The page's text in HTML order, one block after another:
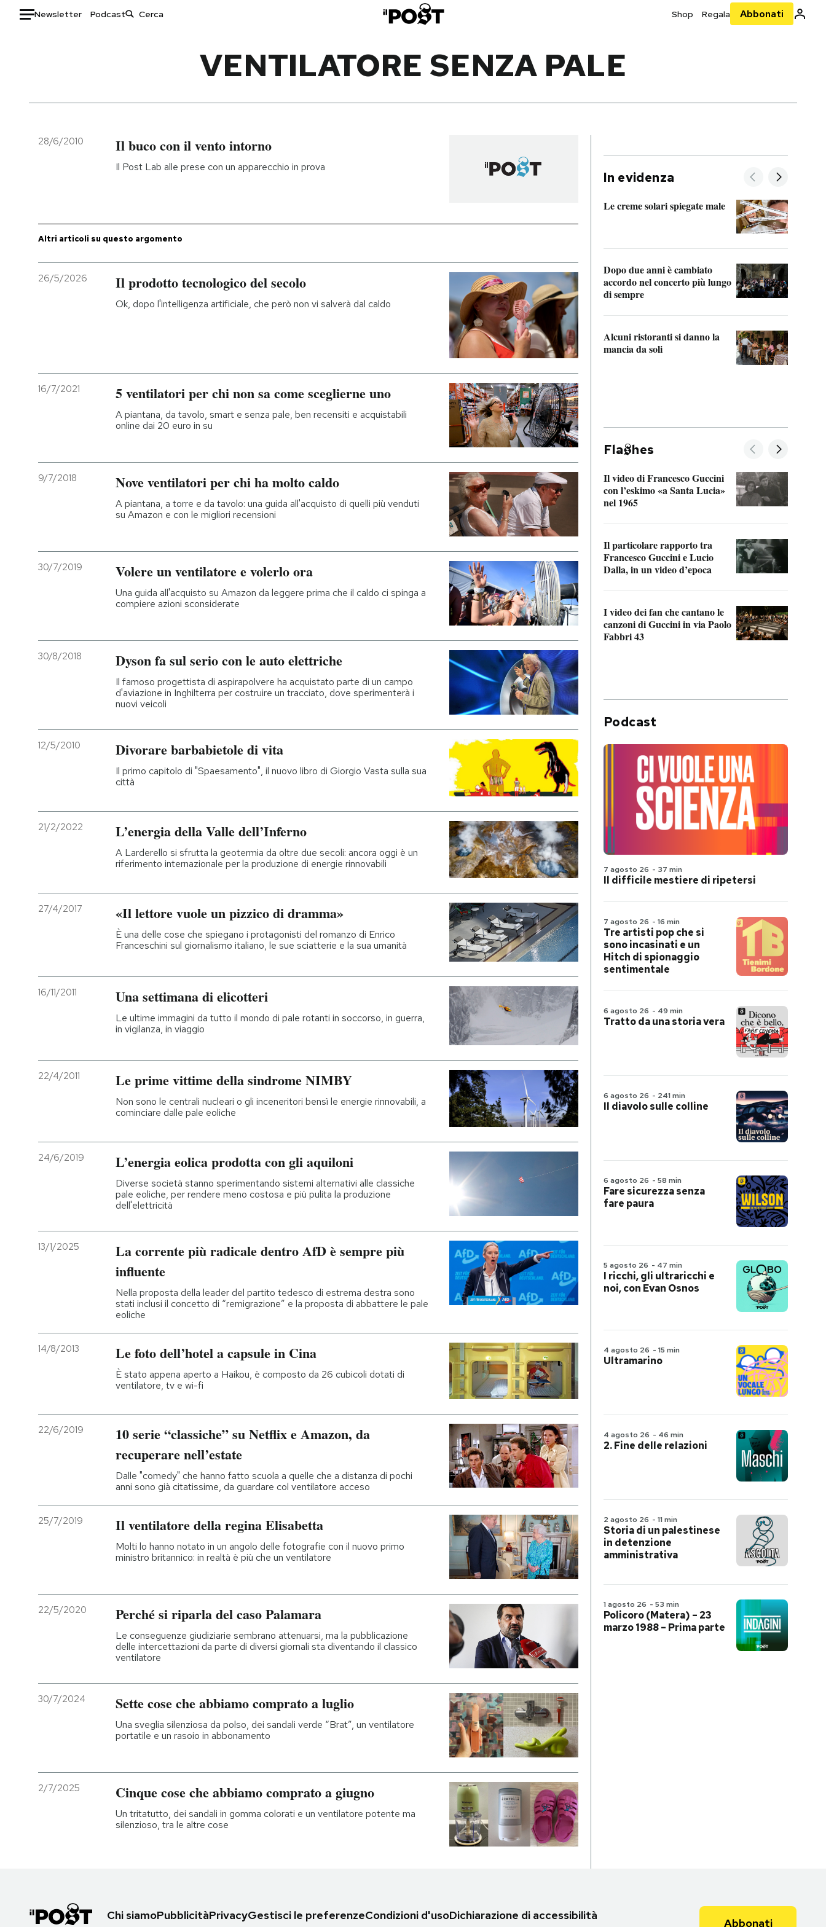
Newsletter Podcast Shop Regala Abbonati
Italia
Politica
Economia
Sport
Moda
Ok Boomer!
Altrecose
Mondiali calcio 2026
CALENDARIO
AREA PERSONALE
VENTILATORE SENZA PALE
28/6/2010 Il buco con il vento intorno
Il Post Lab alle prese con un apparecchio in prova
Altri articoli su questo argomento
26/5/2026 Il prodotto tecnologico del secolo
Ok, dopo l'intelligenza artificiale, che però non vi salverà dal caldo
16/7/2021 5 ventilatori per chi non sa come sceglierne uno
A piantana, da tavolo, smart e senza pale, ben recensiti e acquistabili
online dai 20 euro in su
9/7/2018 Nove ventilatori per chi ha molto caldo
A piantana, a torre e da tavolo: una guida all'acquisto di quelli più venduti
su Amazon e con le migliori recensioni
30/7/2019 Volere un ventilatore e volerlo ora
Una guida all'acquisto su Amazon da leggere prima che il caldo ci spinga a
compiere azioni sconsiderate
30/8/2018 Dyson fa sul serio con le auto elettriche
Il famoso progettista di aspirapolvere ha acquistato parte di un campo
d'aviazione in Inghilterra per costruire un tracciato, dove sperimenterà i
nuovi veicoli
12/5/2010 Divorare barbabietole di vita
Il primo capitolo di "Spaesamento", il nuovo libro di Giorgio Vasta sulla sua
città
21/2/2022 L’energia della Valle dell’Inferno
A Larderello si sfrutta la geotermia da oltre due secoli: ancora oggi è un
riferimento internazionale per la produzione di energie rinnovabili
27/4/2017 «Il lettore vuole un pizzico di dramma»
È una delle cose che spiegano i protagonisti del romanzo di Enrico
Franceschini sul giornalismo italiano, le sue sciatterie e la sua umanità
16/11/2011 Una settimana di elicotteri
Le ultime immagini da tutto il mondo di pale rotanti in soccorso, in guerra,
in vigilanza, in viaggio
22/4/2011 Le prime vittime della sindrome NIMBY
Non sono le centrali nucleari o gli inceneritori bensì le energie rinnovabili, a
cominciare dalle pale eoliche
24/6/2019 L’energia eolica prodotta con gli aquiloni
Diverse società stanno sperimentando sistemi alternativi alle classiche
pale eoliche, per rendere meno costosa e più pulita la produzione
dell'elettricità
13/1/2025
La corrente più radicale dentro AfD è sempre più
influente
Nella proposta della leader del partito tedesco di estrema destra sono
stati inclusi il concetto di “remigrazione” e la proposta di abbattere le pale
eoliche
14/8/2013 Le foto dell’hotel a capsule in Cina
È stato appena aperto a Haikou, è composto da 26 cubicoli dotati di
ventilatore, tv e wi-fi
22/6/2019
10 serie “classiche” su Netflix e Amazon, da
recuperare nell’estate
Dalle "comedy" che hanno fatto scuola a quelle che a distanza di pochi
anni sono già citatissime, da guardare col ventilatore acceso
25/7/2019 Il ventilatore della regina Elisabetta
Molti lo hanno notato in un angolo delle fotografie con il nuovo primo
ministro britannico: in realtà è più che un ventilatore
22/5/2020 Perché si riparla del caso Palamara
Le conseguenze giudiziarie sembrano attenuarsi, ma la pubblicazione
delle intercettazioni da parte di diversi giornali sta diventando il classico
ventilatore
30/7/2024 Sette cose che abbiamo comprato a luglio
Una sveglia silenziosa da polso, dei sandali verde “Brat”, un ventilatore
portatile e un rasoio in abbonamento
2/7/2025 Cinque cose che abbiamo comprato a giugno
Un tritatutto, dei sandali in gomma colorati e un ventilatore potente ma
silenzioso, tra le altre cose
In evidenza
Le creme solari spiegate male
Dopo due anni è cambiato
accordo nel concerto più lungo
di sempre
Alcuni ristoranti si danno la
mancia da soli
Fla hes
Il video di Francesco Guccini
con l’eskimo «a Santa Lucia»
nel 1965
Il particolare rapporto tra
Francesco Guccini e Lucio
Dalla, in un video d’epoca
I video dei fan che cantano le
canzoni di Guccini in via Paolo
Fabbri 43
Podcast
7 agosto 26 - 37 min
Il difficile mestiere di ripetersi
7 agosto 26 - 16 min
Tre artisti pop che si
sono incasinati e un
Hitch di spionaggio
sentimentale
6 agosto 26 - 49 min
Tratto da una storia vera
6 agosto 26 - 241 min
Il diavolo sulle colline
6 agosto 26 - 58 min
Fare sicurezza senza
fare paura
5 agosto 26 - 47 min
I ricchi, gli ultraricchi e
noi, con Evan Osnos
4 agosto 26 - 15 min
Ultramarino
4 agosto 26 - 46 min
2. Fine delle relazioni
2 agosto 26 - 11 min
Storia di un palestinese
in detenzione
amministrativa
1 agosto 26 - 53 min
Policoro (Matera) – 23
marzo 1988 – Prima parte
Chi siamoPubblicitàPrivacyGestisci le preferenzeCondizioni d'usoDichiarazione di accessibilità
Abbonati